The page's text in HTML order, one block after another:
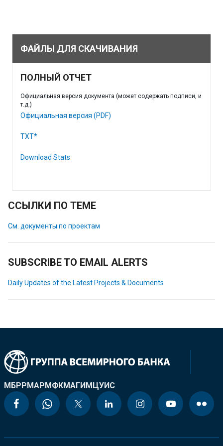
ФАЙЛЫ ДЛЯ СКАЧИВАНИЯ
ПОЛНЫЙ ОТЧЕТ
Официальная версия документа (может содержать подписи, и
т.д.)
Официальная версия (PDF)
TXT*
Download Stats
ССЫЛКИ ПО ТЕМЕ
См. документы по проектам
SUBSCRIBE TO EMAIL ALERTS
Daily Updates of the Latest Projects & Documents
МБРРМАРМФКМАГИМЦУИС